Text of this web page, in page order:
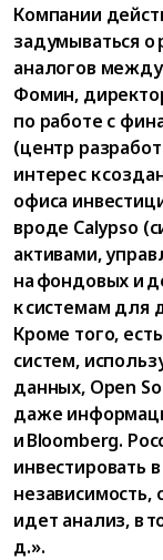
Компании
задумываться о
аналогов
Фомин,
по работе с
(центр
интерес к
офиса
вроде Calypso
активами,
на фондовых и
к системам для
Кроме того,
систем,
данных, Open
даже
и Bloomberg.
инвестировать
независимость,
идет анализ, в
д.».